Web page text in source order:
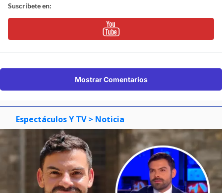
Suscríbete en:
Mostrar Comentarios
Espectáculos Y TV > Noticia